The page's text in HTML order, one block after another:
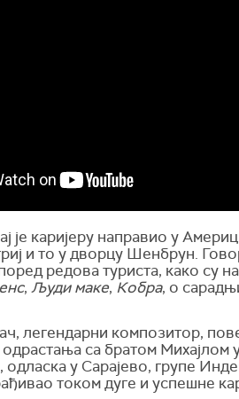
је каријеру направио у
и то у дворцу Шенбрун.
редова туриста, како су
, Људи маке, Кобра, о
легендарни композитор,
одрастања са братом Михајлом
у Сарајево, групе
током дуге и успешне